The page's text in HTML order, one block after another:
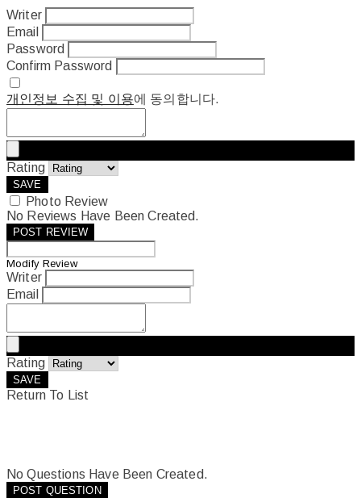
Writer
Email
Password
Confirm Password
개인정보 수집 및 이용에 동의합니다.
Rating
SAVE
Photo Review
No Reviews Have Been Created.
POST REVIEW
Modify Review
Writer
Email
Rating
SAVE
Return To List
No Questions Have Been Created.
POST QUESTION